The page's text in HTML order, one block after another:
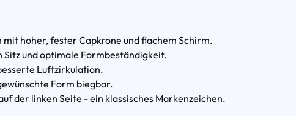
mit hoher, fester Capkrone und flachem Schirm.
und optimale Formbeständigkeit.
Luftzirkulation.
Form biegbar.
der linken Seite - ein klassisches Markenzeichen.